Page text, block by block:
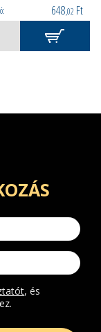
648,02 Ft
, és